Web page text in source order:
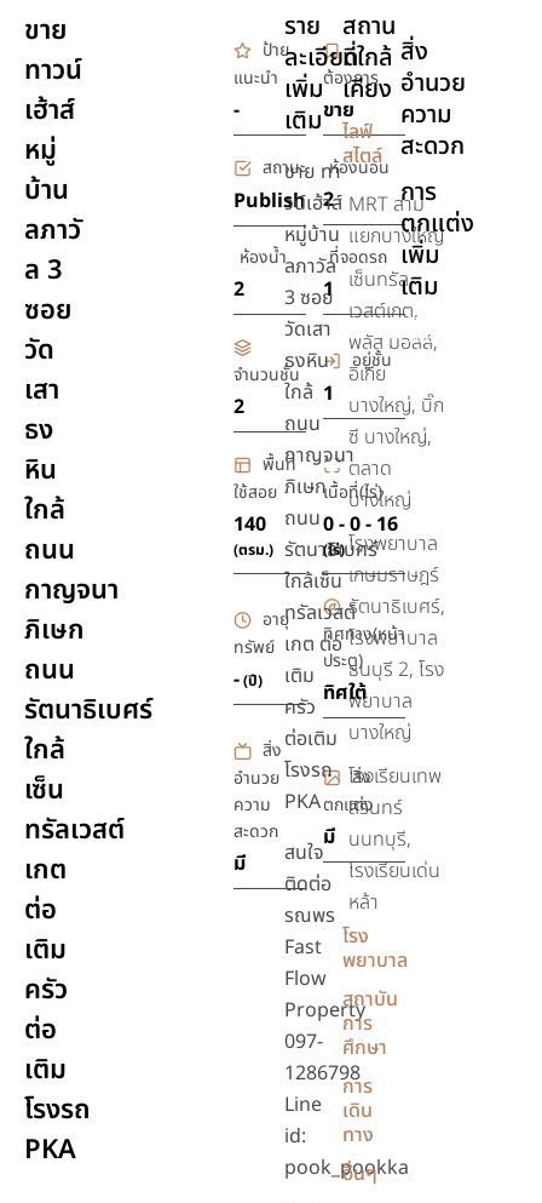
ขาย
ทาวน์
เฮ้าส์
หมู่
บ้าน
ลภาวั
ล 3
ซอย
วัด
เสา
ธง
หิน
ใกล้
ถนน
กาญจนา
ภิเษก
ถนน
รัตนาธิเบศร์
ใกล้
เซ็น
ทรัลเวสต์
เกต
ต่อ
เติม
ครัว
ต่อ
เติม
โรงรถ
PKA
ป้าย
แนะนำ
-
ต้องการ
ขาย
สถานะ
Publish
ห้องนอน
2
ห้องน้ำ
2
ที่จอดรถ
1
จำนวนชั้น
2
อยู่ชั้น
1
พื้นที่
ใช้สอย
140
(ตรม.)
เนื้อที่(ไร่)
0 - 0 - 16
(ไร่)
อายุ
ทรัพย์
-(ปี)
ทิศทาง(หน้า
ประตู)
ทิศใต้
สิ่ง
อำนวย
ความ
สะดวก
มี
สิ่ง
ตกแต่ง
มี
ราย
ละเอียด
เพิ่ม
เติม
ขาย ทา
วน์เฮ้าส์
หมู่บ้าน
ลภาวัล
3 ซอย
วัดเสา
ธงหิน
ใกล้
ถนน
กาญจนา
ภิเษก
ถนน
รัตนาธิเบศร์
ใกล้เซ็น
ทรัลเวสต์
เกต ต่อ
เติม
ครัว
ต่อเติม
โรงรถ
PKA
สนใจ
ติดต่อ
รณพร
Fast
Flow
Property
097-
1286798
Line
id:
pook_pookka
สถาน
ที่ใกล้
เคียง
ไลฟ์
สไตล์
MRT สาม
แยกบางใหญ่
เซ็นทรัล
เวสต์เกต,
พลัส มอลล์,
อิเกีย
บางใหญ่, บิ๊ก
ซี บางใหญ่,
ตลาด
บางใหญ่
โรงพยาบาล
เกษมราษฎร์
รัตนาธิเบศร์,
โรงพยาบาล
ธนบุรี 2, โรง
พยาบาล
บางใหญ่
โรงเรียนเทพ
สิรินทร์
นนทบุรี,
โรงเรียนเด่น
หล้า
โรง
พยาบาล
สถาบัน
การ
ศึกษา
การ
เดิน
ทาง
อื่นๆ
สิ่ง
อำนวย
ความ
สะดวก
การ
ตกแต่ง
เพิ่ม
เติม
เฟอร์นิเจอร์